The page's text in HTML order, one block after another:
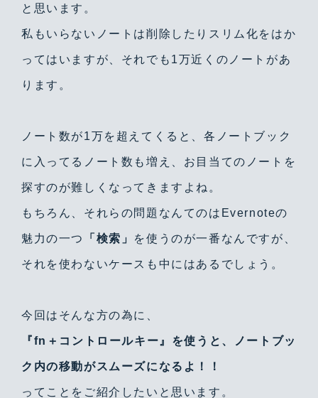
と思います。
私もいらないノートは削除したりスリム化をはか
ってはいますが、それでも1万近くのノートがあ
ります。
ノート数が1万を超えてくると、各ノートブック
に入ってるノート数も増え、お目当てのノートを
探すのが難しくなってきますよね。
もちろん、それらの問題なんてのはEvernoteの
魅力の一つ 「検索」 を使うのが一番なんですが、
それを使わないケースも中にはあるでしょう。
今回はそんな方の為に、
『fn＋コントロールキー』を使うと、ノートブッ
ク内の移動がスムーズになるよ！！
ってことをご紹介したいと思います。